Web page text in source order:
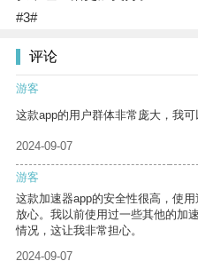
#3#
评论
游客
这款app的用户群体非常庞大，我可
2024-09-07
游客
这款加速器app的安全性很高，使
放心。我以前使用过一些其他的加
情况，这让我非常担心。
2024-09-07